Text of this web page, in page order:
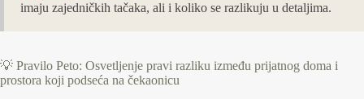
imaju zajedničkih tačaka, ali i koliko se razlikuju u detaljima.
💡 Pravilo Peto: Osvetljenje pravi razliku između prijatnog doma i
prostora koji podseća na čekaonicu